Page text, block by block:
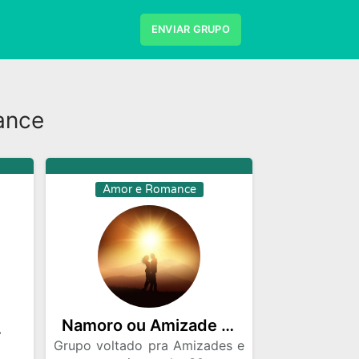
ENVIAR GRUPO
e Series
de Emprego Viagem Videos
Amor e Romance
Namoro ou Amizade 30 +
Grupo voltado pra Amizades e